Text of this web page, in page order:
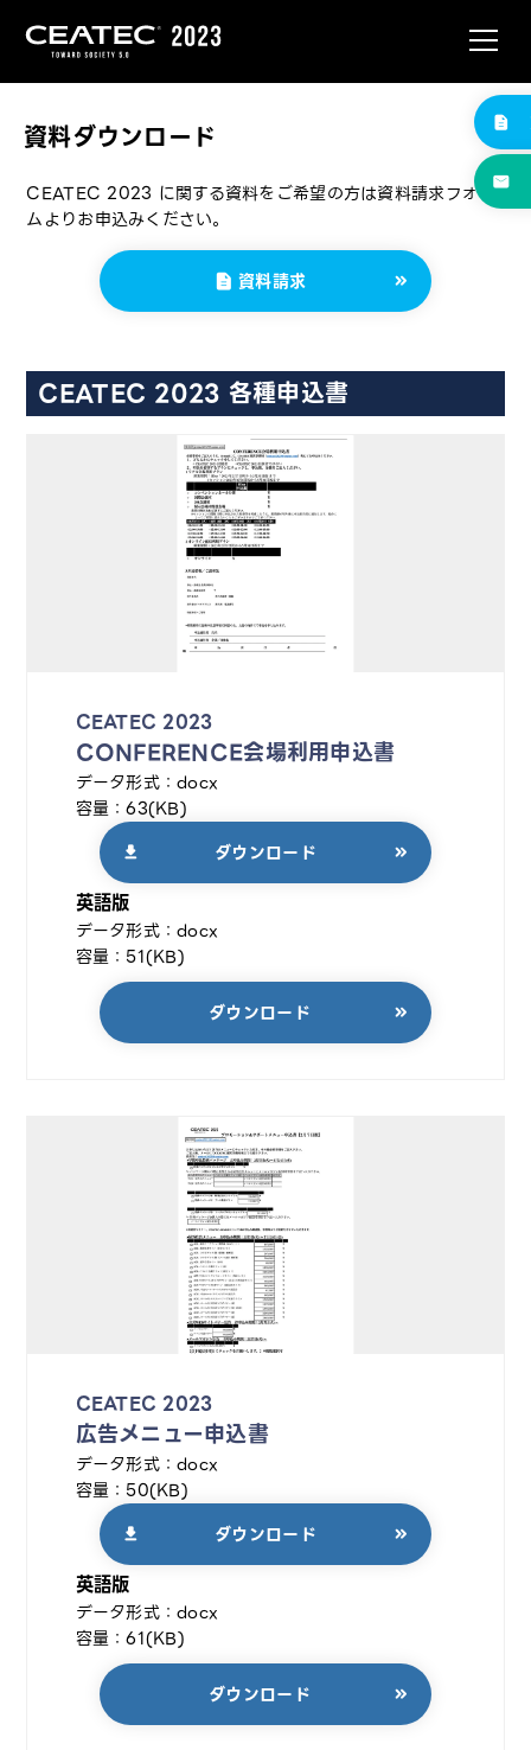
資料ダウンロード
CEATEC 2023 に関する資料をご希望の方は資料請求フォー
ムよりお申込みください。
資料請求
CEATEC 2023 各種申込書
CEATEC 2023
CONFERENCE会場利用申込書
データ形式：docx
容量：63(KB)
ダウンロード
英語版
データ形式：docx
容量：51(KB)
ダウンロード
CEATEC 2023
広告メニュー申込書
データ形式：docx
容量：50(KB)
ダウンロード
英語版
データ形式：docx
容量：61(KB)
ダウンロード